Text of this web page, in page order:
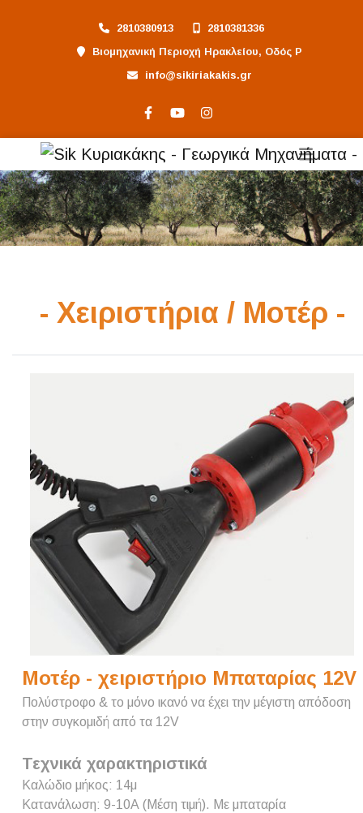
2810380913
2810381336
Βιομηχανική Περιοχή Ηρακλείου, Οδός Ρ
info@sikiriakakis.gr
- Χειριστήρια / Μοτέρ -
Μοτέρ - χειριστήριο Μπαταρίας 12V
Πολύστροφο & το μόνο ικανό να έχει την μέγιστη απόδοση
στην συγκομιδή από τα 12V
Τεχνικά χαρακτηριστικά
Καλώδιο μήκος: 14μ
Κατανάλωση: 9-10Α (Μέση τιμή). Με μπαταρία